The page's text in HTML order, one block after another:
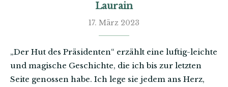
Laurain
17. März 2023
„Der Hut des Präsidenten“ erzählt eine luftig-leichte
und magische Geschichte, die ich bis zur letzten
Seite genossen habe. Ich lege sie jedem ans Herz,